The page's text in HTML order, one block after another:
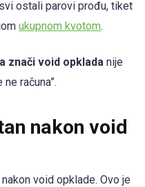
ostali parovi prođu, tiket
ukupnom kvotom.
znači void opklada nije
računa”.
nakon void
void opklade. Ovo je